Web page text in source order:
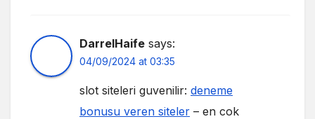
DarrelHaife says:
04/09/2024 at 03:35
slot siteleri guvenilir: deneme
bonusu veren siteler – en cok